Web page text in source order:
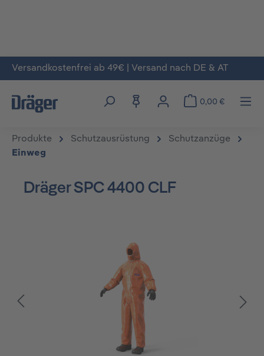
Zum Hauptinhalt springen
Versandkostenfrei ab 49€ | Versand nach DE & AT
0,00 €
Produkte Schutzausrüstung
Schutzanzüge
Einweg
Dräger SPC 4400 CLF